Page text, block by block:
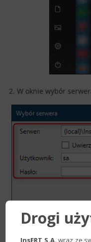
2. W oknie wybór
Drogi
InsERT S.A. wraz ze